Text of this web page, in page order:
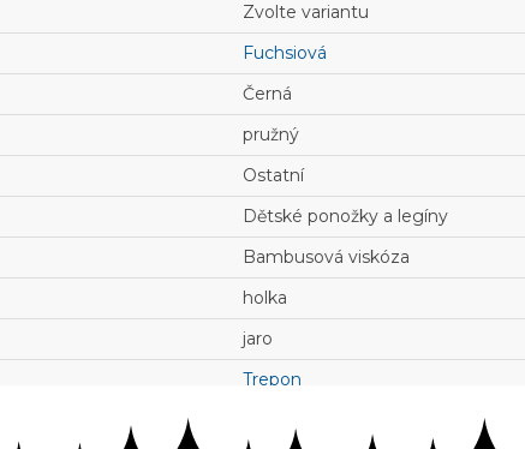
Zvolte variantu
Fuchsiová
Černá
pružný
Ostatní
Dětské ponožky a legíny
Bambusová viskóza
holka
jaro
Trepon